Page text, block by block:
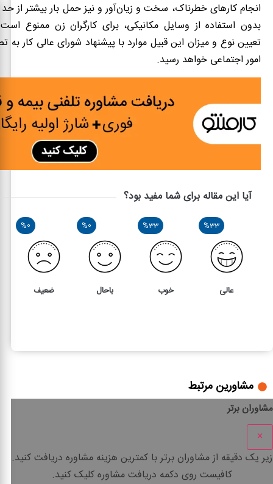
انجام کارهای خطرناک، سخت و زیان‌آور و نیز حمل بار بیشتر از
بدون استفاده از وسایل مکانیکی، برای کارگران زن ممنوع
تعیین نوع و میزان این قبیل موارد با پیشنهاد شورای عالی کار به
امور اجتماعی خواهد رسید.
آیا این مقاله برای شما مفید بود؟
%33
عالی
%33
خوب
%0
باحال
%0
ضعیف
مشاورین مرتبط
مشاوران برتر
×
زیر یک دقیقه از مشاوران برتر باکمترین هزینه مشاوره دریافت کنید.
کافیست روی دکمه دریافت مشاوره کلیک کنید.